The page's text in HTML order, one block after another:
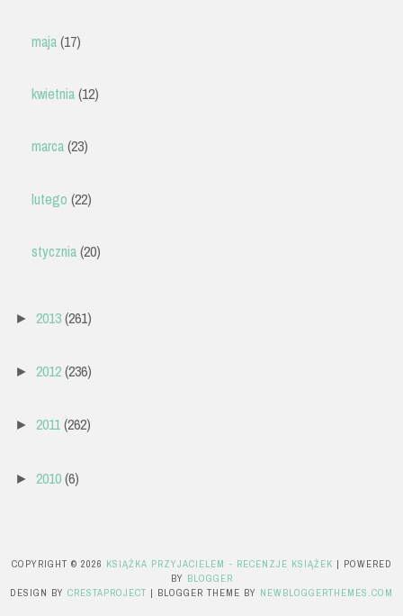
maja(17)
kwietnia(12)
marca(23)
lutego (22)
stycznia(20)
► 2013(261)
► 2012(236)
► 2011(262)
► 2010(6)
COPYRIGHT © 2026 KSIĄŻKA PRZYJACIELEM - RECENZJE KSIĄŻEK | POWERED
BY BLOGGER
DESIGN BY CRESTAPROJECT | BLOGGER THEME BY NEWBLOGGERTHEMES.COM